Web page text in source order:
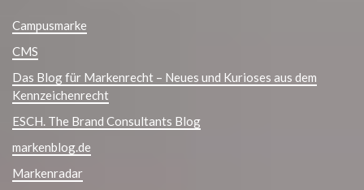
Campusmarke
CMS
Das Blog für Markenrecht – Neues und Kurioses aus dem
Kennzeichenrecht
ESCH. The Brand Consultants Blog
markenblog.de
Markenradar